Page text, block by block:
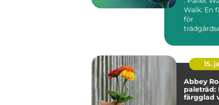
Walk: En
för
Walk
15.
Abbey
paleträd:
färgglad